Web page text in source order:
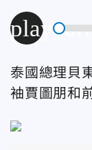
泰國總理貝
袖賈圖朋和